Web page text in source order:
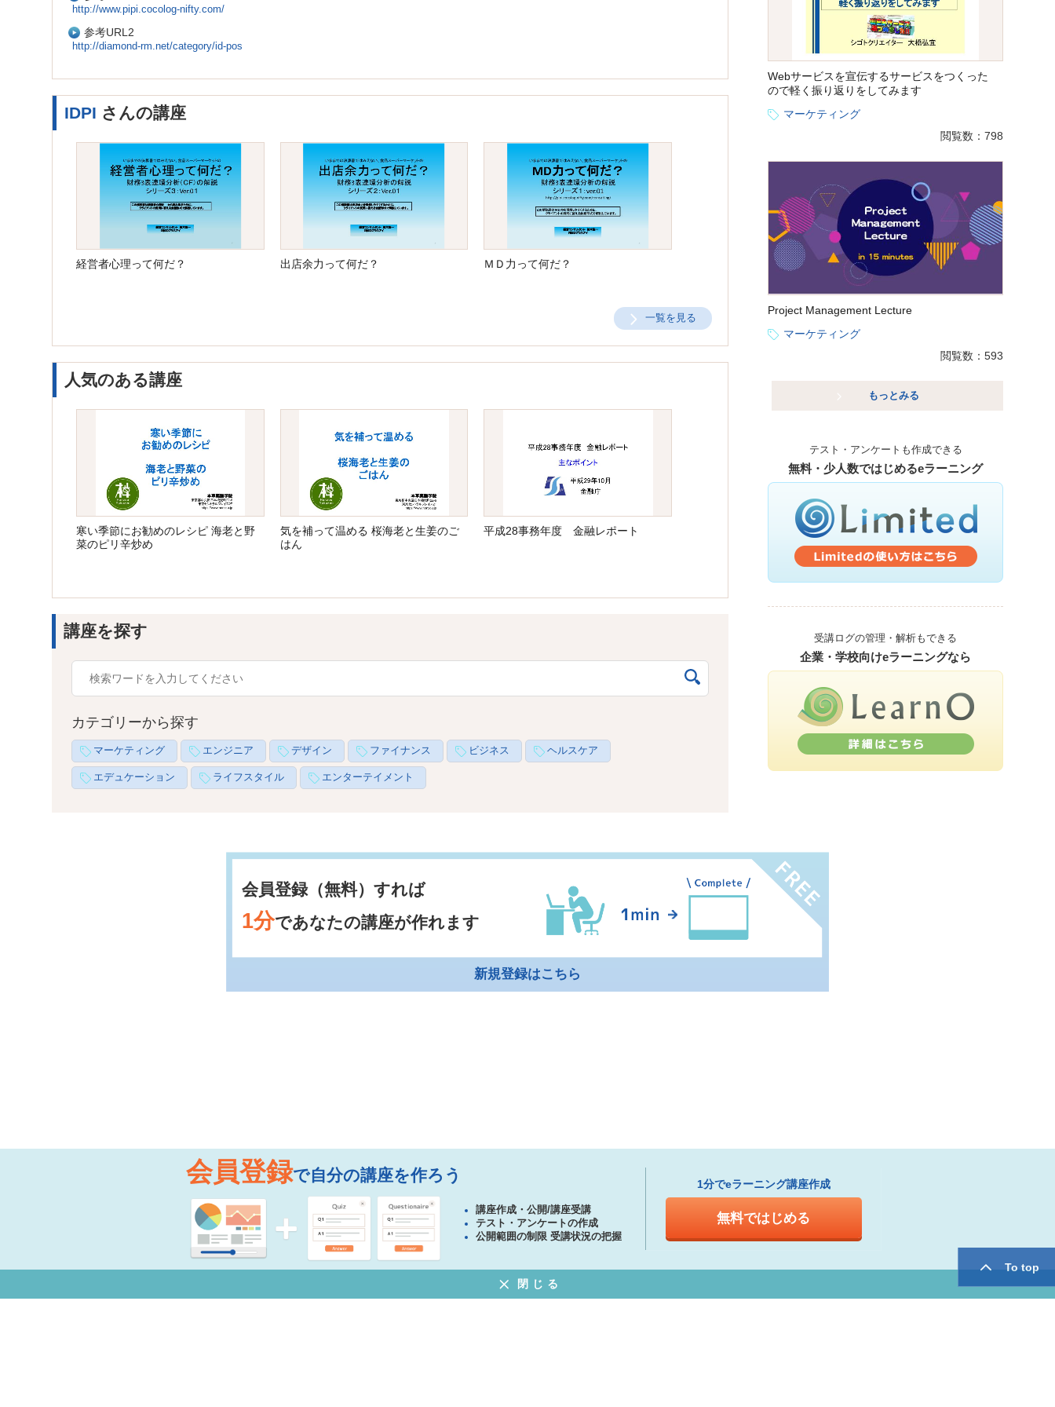
http://www.pipi.cocolog-nifty.com/
参考URL2
http://diamond-rm.net/category/id-pos
IDPI さんの講座
経営者心理って何だ？ 出店余力って何だ？ ＭＤ力って何だ？
一覧を見る
人気のある講座
寒い季節にお勧めのレシピ 海老と野
菜のピリ辛炒め
気を補って温める 桜海老と生姜のご
はん
平成28事務年度 金融レポート
講座を探す
カテゴリーから探す
マーケティング エンジニア デザイン ファイナンス ビジネス ヘルスケア
エデュケーション ライフスタイル エンターテイメント
Webサービスを宣伝するサービスをつくった
ので軽く振り返りをしてみます
マーケティング
閲覧数：798
Project Management Lecture
マーケティング
閲覧数：593
もっとみる
テスト・アンケートも作成できる
無料・少人数ではじめるeラーニング
受講ログの管理・解析もできる
企業・学校向けeラーニングなら
会員登録（無料）すれば
1分であなたの講座が作れます
新規登録はこちら
To top
会員登録で自分の講座を作ろう
講座作成・公開/講座受講
テスト・アンケートの作成
公開範囲の制限 受講状況の把握
1分でeラーニング講座作成
無料ではじめる
閉じる